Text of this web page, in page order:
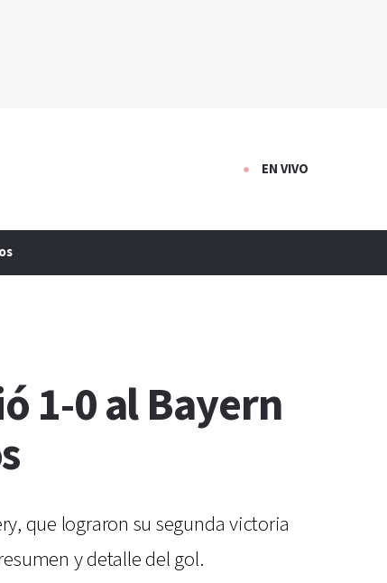
EN VIVO
1-0 al Bayern
que lograron su segunda victoria
y detalle del gol.